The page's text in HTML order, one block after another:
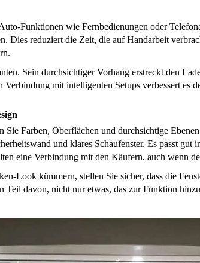
Funktionen wie Fernbedienungen oder
Dies reduziert die Zeit, die auf Handarbeit
Sein durchsichtiger Vorhang erstreckt den
Verbindung mit intelligenten Setups verbessert es
Sie Farben, Oberflächen und durchsichtige
und klares Schaufenster. Es passt gut
eine Verbindung mit den Käufern, auch wenn
Look kümmern, stellen Sie sicher, dass die
Teil davon, nicht nur etwas, das zur Funktion